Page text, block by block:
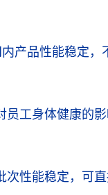
产品性能稳定，
员工身体健康的
性能稳定，可直